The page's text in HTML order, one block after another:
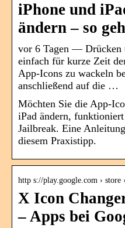
iPhone und
ändern – so
vor 6 Tagen — Drücken
einfach für kurze Zeit
App-Icons zu wackeln
anschließend auf die …
Möchten Sie die App-
iPad ändern,
Jailbreak. Eine
diesem Praxistipp.
http s://play.google.com › store
X Icon
– Apps bei